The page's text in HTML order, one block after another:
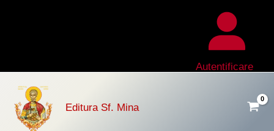
Autentificare
Editura Sf. Mina